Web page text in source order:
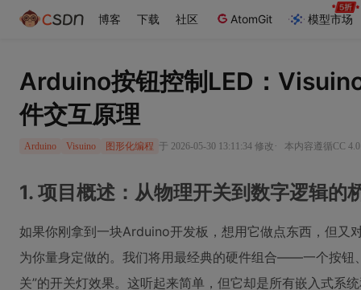
博客 下载 社区 AtomGit 模型市场
Arduino按钮控制LED：
件交互原理
Arduino Visuino 图形化编程 于 2026-05-30 13:11:34 修改 · 本内容遵循CC
1. 项目概述：从物理开关到数字逻辑的
如果你刚拿到一块Arduino开发板，想用它做点东西，但又
为你量身定做的。我们将用最经典的硬件组合——一个按钮
关”的开关灯效果。这听起来简单，但它却是所有嵌入式系